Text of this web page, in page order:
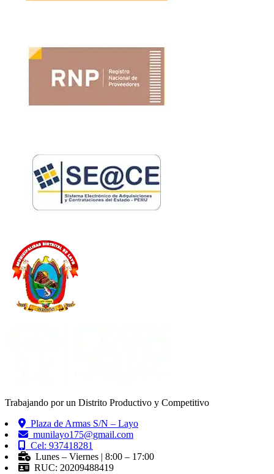
Trabajando por un Distrito Productivo y Competitivo
Plaza de Armas S/N – Layo
munilayo175@gmail.com
Cel: 937418281
Lunes – Viernes | 8:00 – 17:00
RUC: 20209488419